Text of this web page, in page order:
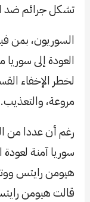
تشكل جرائم ضد
السوريون، بمن
العودة إلى
لخطر الإخفاء
مروعة، والتعذيب.
رغم أن عددا من
سوريا آمنة لعودة
هيومن رايتس
قالت هيومن